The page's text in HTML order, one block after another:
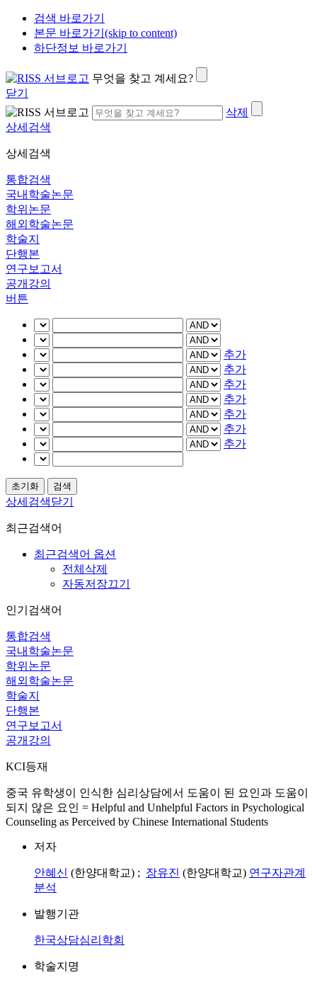
검색 바로가기
본문 바로가기(skip to content)
하단정보 바로가기
무엇을 찾고 계세요?
닫기
삭제
상세검색
상세검색
통합검색
국내학술논문
학위논문
해외학술논문
학술지
단행본
연구보고서
공개강의
버튼
추가
추가
추가
추가
추가
추가
추가
상세검색닫기
최근검색어
최근검색어 옵션
전체삭제
자동저장끄기
인기검색어
통합검색
국내학술논문
학위논문
해외학술논문
학술지
단행본
연구보고서
공개강의
KCI등재
중국 유학생이 인식한 심리상담에서 도움이 된 요인과 도움이
되지 않은 요인 = Helpful and Unhelpful Factors in Psychological
Counseling as Perceived by Chinese International Students
저자
안혜신 (한양대학교) ; 장유진 (한양대학교) 연구자관계
분석
발행기관
한국상담심리학회
학술지명